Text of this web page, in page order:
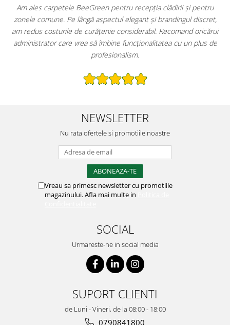
BeeGreen pentru recepția clădirii și pentru
Pe lângă aspectul elegant și brandingul discret,
de curățenie considerabil. Recomand oricărui
vrea să îmbine funcționalitatea cu un plus de
Primul lucru pe
imprimat pe
extrem de
păstrează
NEWSLETTER
Nu rata ofertele si promotiile noastre
Vreau sa primesc newsletter cu promotiile
magazinului. Afla mai multe in
SOCIAL
Urmareste-ne in social media
SUPORT CLIENTI
de Luni - Vineri, de la 08:00 - 18:00
0790841800